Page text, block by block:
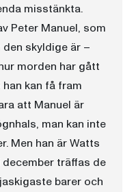
misstänkta.
Peter Manuel, som
skyldige är –
morden har gått
kan få fram
att Manuel är
man kan inte
Men han är Watts
träffas de
barer och